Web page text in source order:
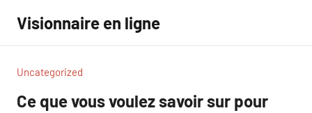
contenu
Visionnaire en ligne
Uncategorized
Ce que vous voulez savoir sur pour